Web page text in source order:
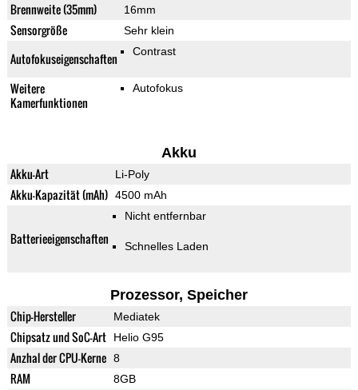
Brennweite (35mm) 16mm
Sensorgröße Sehr klein
Autofokuseigenschaften Contrast
Weitere
Kamerfunktionen
Autofokus
Akku
Akku-Art Li-Poly
Akku-Kapazität (mAh) 4500 mAh
Batterieeigenschaften
Nicht entfernbar
Schnelles Laden
Prozessor, Speicher
Chip-Hersteller Mediatek
Chipsatz und SoC-Art Helio G95
Anzhal der CPU-Kerne 8
RAM 8GB